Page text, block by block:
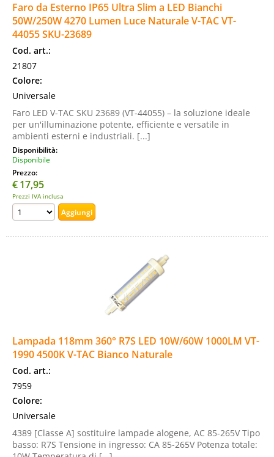
Faro da Esterno IP65 Ultra Slim a LED Bianchi
50W/250W 4270 Lumen Luce Naturale V-TAC VT-
44055 SKU-23689
Cod. art.:
21807
Colore:
Universale
Faro LED V-TAC SKU 23689 (VT-44055) – la soluzione ideale
per un'illuminazione potente, efficiente e versatile in
ambienti esterni e industriali. [...]
Disponibilità:
Disponibile
Prezzo:
€17,95
Prezzi IVA inclusa
Lampada 118mm 360° R7S LED 10W/60W 1000LM VT-
1990 4500K V-TAC Bianco Naturale
Cod. art.:
7959
Colore:
Universale
4389 [Classe A] sostituire lampade alogene, AC 85-265V Tipo
basso: R7S Tensione in ingresso: CA 85-265V Potenza totale: